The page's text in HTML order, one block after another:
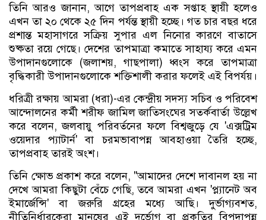
তিনি আরও জানান, আগে তাপপ্রবাহ এক সপ্তাহ স্থায়ী হলেও
এখন তা ২০ থেকে ২৫ দিন পর্যন্ত স্থায়ী হচ্ছে। গত চার বছর ধরে
প্রশান্ত মহাসাগরে সক্রিয় সুপার এল নিনোর কারণে বাতাসে
শুষ্কতা রয়ে গেছে। দেশের তাপমাত্রা কমাতে সাহায্য করে এমন
উপাদানগুলোকে (জলাশয়, গাছপালা) ধ্বংস করে তাপমাত্রা
বৃদ্ধিকারী উপাদানগুলোকে শক্তিশালী করার ফলেই এই বিপর্যয়।
ধরিত্রী রক্ষায় আমরা (ধরা)-এর কেন্দ্রীয় সদস্য সচিব ও পরিবেশ
আন্দোলনের কর্মী শরীফ জামিল জাতিসংঘের সতর্কবার্তা উল্লেখ
করে বলেন, জলবায়ু পরিবর্তনের ফলে বিশ্বজুড়ে যে 'এক্সট্রিম
ওয়েদার প্যাটার্ন' বা চরমভাবাপন্ন আবহাওয়া তৈরি হচ্ছে,
তাপপ্রবাহ তারই অংশ।
তিনি ক্ষোভ প্রকাশ করে বলেন, "আমাদের দেশে দাবানল হয় না
দেখে আমরা কিছুটা বেঁচে গেছি, তবে আমরা এখন 'প্ল্যানেট অব
ইমার্জেন্সি' বা জরুরি গ্রহের মধ্যে আছি। দুর্ভাগ্যবশত,
নীতিনির্ধারকেরা মানুষের এই দুর্ভোগ বা প্রকৃতির বিপদাপন্ন